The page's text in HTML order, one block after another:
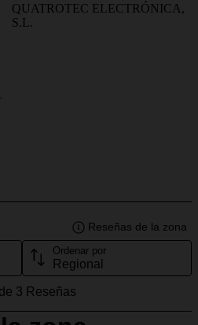
QUATROTEC ELECTRÓNICA,
S.L.